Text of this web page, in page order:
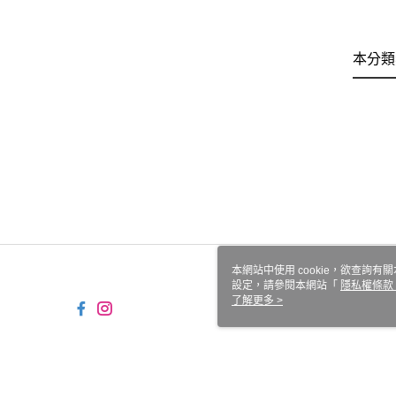
本分
本網站中使用 cookie，欲查詢有
設定，請參閱本網站「 隱私權條款
使用 cookie。
了解更多 >